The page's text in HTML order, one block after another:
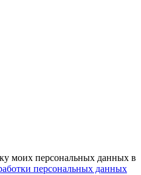
моих персональных данных в
персональных данных